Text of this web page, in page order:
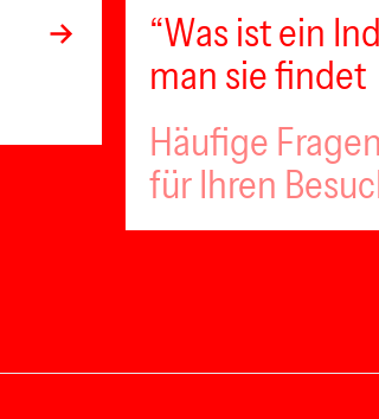
“Was ist ein
man sie findet
Häufige
für Ihren